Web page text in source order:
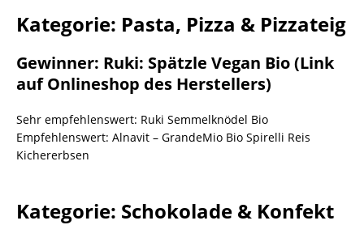
Kategorie: Pasta, Pizza & Pizzateig
Gewinner: Ruki: Spätzle Vegan Bio (Link
auf Onlineshop des Herstellers)
Sehr empfehlenswert: Ruki Semmelknödel Bio
Empfehlenswert: Alnavit – GrandeMio Bio Spirelli Reis
Kichererbsen
Kategorie: Schokolade & Konfekt